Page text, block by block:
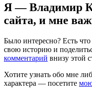
Я — Владимир
сайта, и мне
Было интересно? Есть
свою историю и
комментарий внизу этой
Хотите узнать обо мне
характера — посетите